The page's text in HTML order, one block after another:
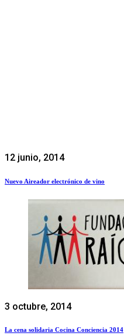
12 junio, 2014
Nuevo Aireador electrónico de vino
3 octubre, 2014
La cena solidaria Cocina Conciencia 2014